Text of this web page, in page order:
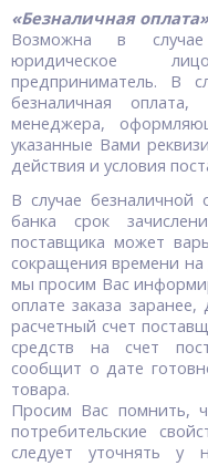
«Безналичная оплата»
Возможна в случае
юридическое
предприниматель. В
безналичная
менеджера,
указанные Вами
действия и условия
В случае
банка срок
поставщика может
сокращения времени на
мы просим Вас
оплате заказа
расчетный счет
средств на счет
сообщит о дате
товара.
Просим Вас помнить,
потребительские
следует уточнять у